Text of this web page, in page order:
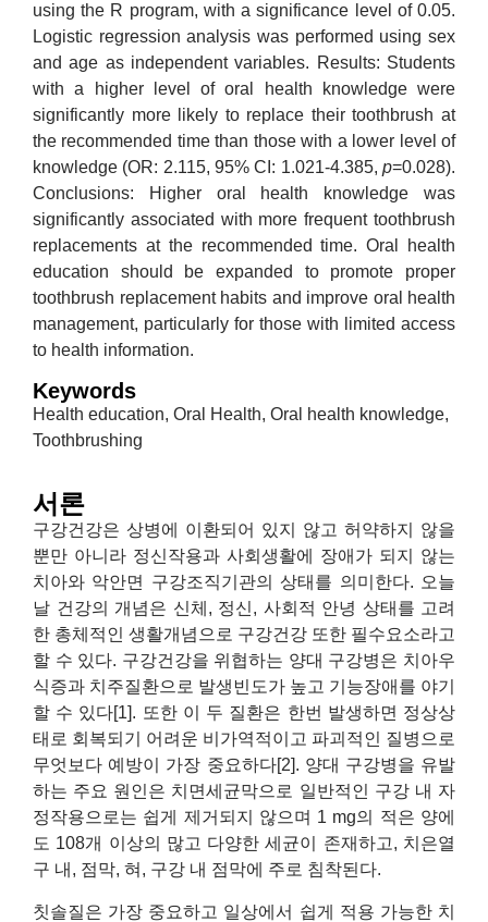
using the R program, with a significance level of 0.05.
Logistic regression analysis was performed using sex
and age as independent variables. Results: Students
with a higher level of oral health knowledge were
significantly more likely to replace their toothbrush at
the recommended time than those with a lower level of
knowledge (OR: 2.115, 95% CI: 1.021-4.385, p=0.028).
Conclusions: Higher oral health knowledge was
significantly associated with more frequent toothbrush
replacements at the recommended time. Oral health
education should be expanded to promote proper
toothbrush replacement habits and improve oral health
management, particularly for those with limited access
to health information.
Keywords
Health education, Oral Health, Oral health knowledge,
Toothbrushing
서론
구강건강은 상병에 이환되어 있지 않고 허약하지 않을
뿐만 아니라 정신작용과 사회생활에 장애가 되지 않는
치아와 악안면 구강조직기관의 상태를 의미한다. 오늘
날 건강의 개념은 신체, 정신, 사회적 안녕 상태를 고려
한 총체적인 생활개념으로 구강건강 또한 필수요소라고
할 수 있다. 구강건강을 위협하는 양대 구강병은 치아우
식증과 치주질환으로 발생빈도가 높고 기능장애를 야기
할 수 있다[1]. 또한 이 두 질환은 한번 발생하면 정상상
태로 회복되기 어려운 비가역적이고 파괴적인 질병으로
무엇보다 예방이 가장 중요하다[2]. 양대 구강병을 유발
하는 주요 원인은 치면세균막으로 일반적인 구강 내 자
정작용으로는 쉽게 제거되지 않으며 1 mg의 적은 양에
도 108개 이상의 많고 다양한 세균이 존재하고, 치은열
구 내, 점막, 혀, 구강 내 점막에 주로 침착된다.
칫솔질은 가장 중요하고 일상에서 쉽게 적용 가능한 치